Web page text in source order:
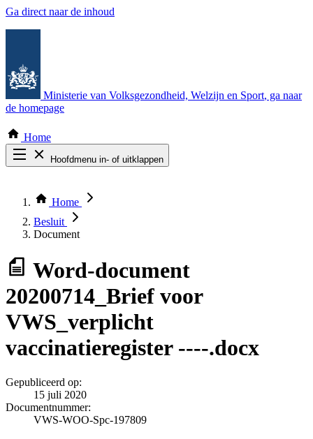
Ga direct naar de inhoud
Ministerie van Volksgezondheid, Welzijn en Sport, ga naar
de homepage
Home
Hoofdmenu in- of uitklappen
Thema COVID-19
Bekijk per bestuursorgaan
Home
Besluit
Document
Word-document
20200714_Brief voor
VWS_verplicht
vaccinatieregister ----.docx
Gepubliceerd op:
15 juli 2020
Documentnummer:
VWS-WOO-Spc-197809